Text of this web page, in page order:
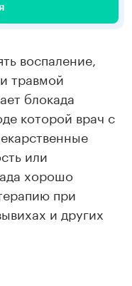
воспаление,
травмой
блокада
которой врач с
или
хорошо
при
и других